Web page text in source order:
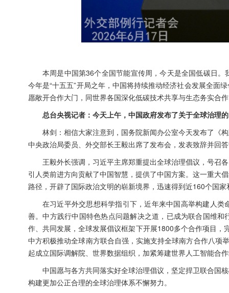
本周是中国第36个全国节能宣传周，今天是全国低碳日
今年是“十五五”开局之年，中国将持续推动经济社会发展全面
愿敞开合作大门，同世界各国深化低碳技术共享与生态务实合
总台央视记者：今天上午，中国政府发布了关于全球治理
林剑：相信大家注意到，国务院新闻办公室今天发布了《
中央政治局委员、外交部长王毅出席了发布会，发表致辞并回
王毅外长强调，习近平主席郑重提出全球治理倡议，号召
引人类前进方向贡献了中国智慧，提供了中国方案。这一重大
路径，开辟了国际政治文明的崭新境界，迅速得到近160个国
在习近平外交思想科学指引下，近年来中国高举构建人
善。中方践行中国特色热点问题解决之道，已成为联合国维
作、共同发展，全球发展倡议框架下开展1800多个合作项目
中方积极推动全球南方联合自强，实施支持全球南方合作八项
起成立国际调解院、世界数据组织，加紧筹建世界人工智能合
中国愿与各方共同落实好全球治理倡议，坚定捍卫联合国
构建更加公正合理的全球治理体系不懈努力。